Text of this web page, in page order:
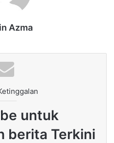
Azma
untuk
berita Terkini